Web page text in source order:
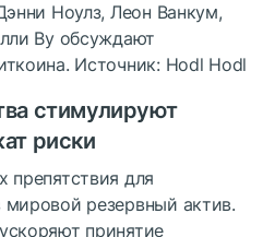
Ноулз, Леон Ванкум,
Ву обсуждают
Источник: Hodl Hodl
стимулируют
риски
препятствия для
резервный актив.
принятие